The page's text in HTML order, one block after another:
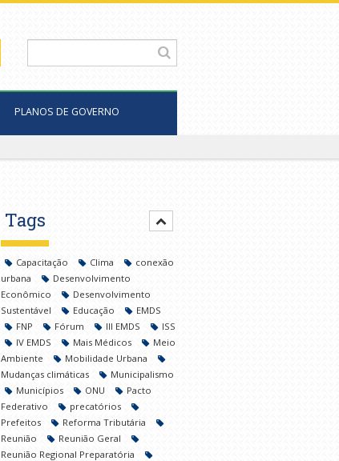
PLANOS DE GOVERNO
Tags
Capacitação Clima
conexão
urbana
Desenvolvimento
Econômico
Desenvolvimento
Sustentável
Educação
EMDS
FNP
Fórum III EMDS
ISS
IV EMDS
Mais Médicos
Meio
Ambiente
Mobilidade Urbana
Mudanças climáticas
Municipalismo
Municípios
ONU
Pacto
Federativo
precatórios
Prefeitos
Reforma Tributária
Reunião
Reunião Geral
Reunião Regional Preparatória